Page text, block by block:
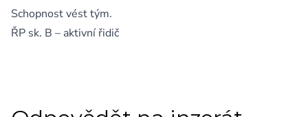
Schopnost vést tým.
ŘP sk. B – aktivní řidič